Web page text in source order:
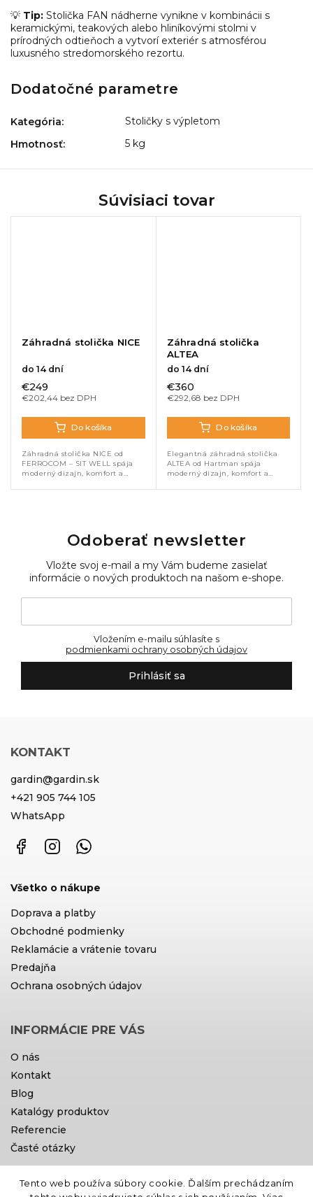
Tento web používa súbory cookie. Ďalším prechádzaním
💡 Tip: Stolička FAN nádherne vynikne v kombinácii s
keramickými, teakových alebo hliníkovými stolmi v
prírodných odtieňoch a vytvorí exteriér s atmosférou
luxusného stredomorského rezortu.
Dodatočné parametre
Kategória:
Stoličky s výpletom
Hmotnosť: 5 kg
Súvisiaci tovar
Záhradná stolička NICE
do 14 dní
€202,44 bez DPH
€249
Do košíka
Záhradná stolička NICE od
FERROCOM – SIT WELL spája
moderný dizajn, komfort a
antracite dopĺňajú textilné laná
Záhradná stolička
ALTEA
do 14 dní
€292,68 bez DPH
€360
Do košíka
Elegantná záhradná stolička
ALTEA od Hartman spája
moderný dizajn, komfort a
odtieni cappuccino dopĺňa
Odoberať newsletter
Vložte svoj e-mail a my Vám budeme zasielať
informácie o nových produktoch na našom e-shope.
podmienkami ochrany osobných údajov
Prihlásiť sa
KONTAKT
gardin@gardin.sk
+421 905 744 105
WhatsApp
FacebookInstagram
Všetko o nákupe
Doprava a platby
Obchodné podmienky
Reklamácie a vrátenie tovaru
Predajňa
Ochrana osobných údajov
INFORMÁCIE PRE VÁS
O nás
Kontakt
Blog
Katalógy produktov
Referencie
Časté otázky
Doprava a platby